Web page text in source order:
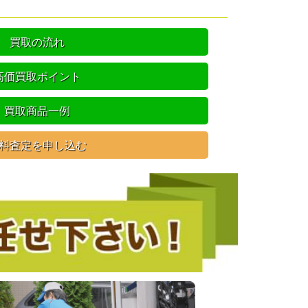
買取の流れ
価買取ポイント
買取商品一例
査定を申し込む